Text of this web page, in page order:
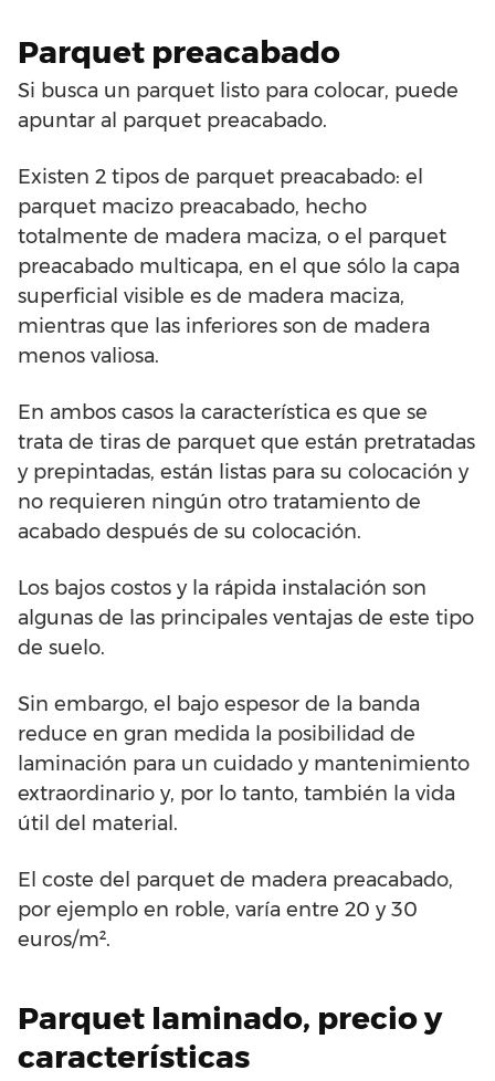
Parquet preacabado
Si busca un parquet listo para colocar, puede
apuntar al parquet preacabado.
Existen 2 tipos de parquet preacabado: el
parquet macizo preacabado, hecho
totalmente de madera maciza, o el parquet
preacabado multicapa, en el que sólo la capa
superficial visible es de madera maciza,
mientras que las inferiores son de madera
menos valiosa.
En ambos casos la característica es que se
trata de tiras de parquet que están pretratadas
y prepintadas, están listas para su colocación y
no requieren ningún otro tratamiento de
acabado después de su colocación.
Los bajos costos y la rápida instalación son
algunas de las principales ventajas de este tipo
de suelo.
Sin embargo, el bajo espesor de la banda
reduce en gran medida la posibilidad de
laminación para un cuidado y mantenimiento
extraordinario y, por lo tanto, también la vida
útil del material.
El coste del parquet de madera preacabado,
por ejemplo en roble, varía entre 20 y 30
euros/m².
Parquet laminado, precio y
características